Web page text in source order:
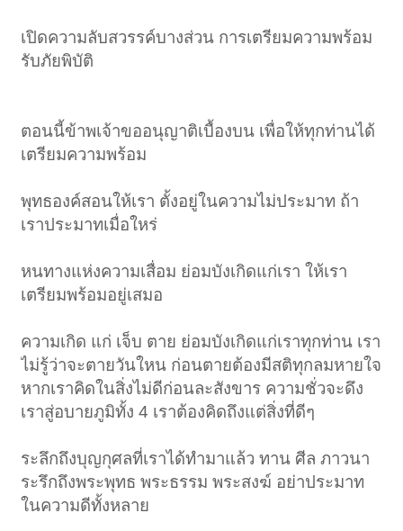
เปิดความลับสวรรค์บางส่วน การเตรียมความพร้อม
รับภัยพิบัติ
ตอนนี้ข้าพเจ้าขออนุญาติเบื้องบน เพื่อให้ทุกท่านได้
เตรียมความพร้อม
พุทธองค์สอนให้เรา ตั้งอยู่ในความไม่ประมาท ถ้า
เราประมาทเมื่อใหร่
หนทางแห่งความเสื่อม ย่อมบังเกิดแก่เรา ให้เรา
เตรียมพร้อมอยู่เสมอ
ความเกิด แก่ เจ็บ ตาย ย่อมบังเกิดแก่เราทุกท่าน เรา
ไม่รู้ว่าจะตายวันใหน ก่อนตายต้องมีสติทุกลมหายใจ
หากเราคิดในสิ่งไม่ดีก่อนละสังขาร ความชั่วจะดึง
เราสู่อบายภูมิทั้ง 4 เราต้องคิดถึงแต่สิ่งที่ดีๆ
ระลึกถึงบุญกุศลที่เราได้ทำมาแล้ว ทาน ศีล ภาวนา
ระรึกถึงพระพุทธ พระธรรม พระสงฆ์ อย่าประมาท
ในความดีทั้งหลาย